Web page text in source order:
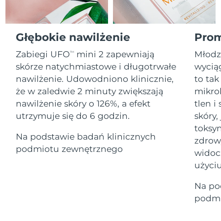
Głębokie nawilżenie
Zabiegi UFOTM
mini 2 zapewniają
skórze natychmiastowe i długotrwałe
nawilżenie. Udowodniono klinicznie,
że w zaledwie 2 minuty zwiększają
nawilżenie skóry o 126%, a efekt
utrzymuje się do 6 godzin.
Na podstawie badań klinicznych
podmiotu zewnętrznego
to tak
tlen i
Na
All revitalizing eye massagers
Advanced pore care essentials
Serum
For healthy hair
issa™ Teeth Whitening Gel
18% PAP
Kosmetyki Mężczyźni
O NAS
8/13/26
Grecja
8/9/26
SRA Hongkong
(Chiny)
Oczekiwany czas dostawy
8/10/26
Węgry
Oczekiwany czas dostawy
8/9/26
Oczekiwany czas dostawy
8/10/26
Indonezja
Oczekiwany czas dostawy
8/9/26